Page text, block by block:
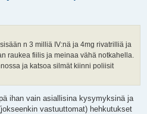
n 3 milliä IV:nä ja 4mg rivatrilliä ja
raukea fiilis ja meinaa vähä notkahella.
ja katsoa silmät kiinni poliisit
ihan vain asiallisina kysymyksinä ja
vastuuttomat) hehkutukset